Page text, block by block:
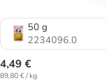
50 g
2234096.0
4,49 €
89,80 € / kg